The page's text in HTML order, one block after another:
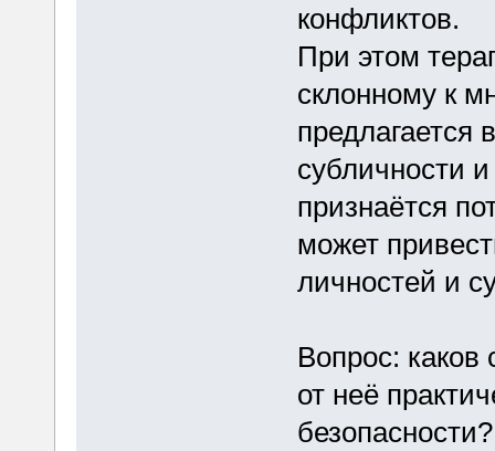
конфликтов.
При этом
склонному к
предлагается
субличности
признаётся
может
личностей и
Вопрос: каков
от неё